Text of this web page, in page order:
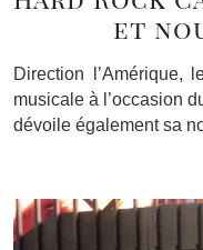
et
Direction l’Amérique,
musicale à l’occasion
dévoile également sa